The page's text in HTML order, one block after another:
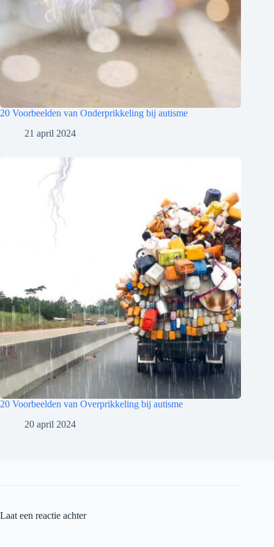
20 Voorbeelden van Onderprikkeling bij autisme
21 april 2024
20 Voorbeelden van Overprikkeling bij autisme
20 april 2024
Laat een reactie achter